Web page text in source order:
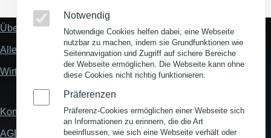
Fußzeile
Links
Über uns
Alles zum Thema Standortanalyse
Wirtschaftsstandort Deutschland
Fußzeile
Kontakt
AGB
Notwendig
Notwendige Cookies helfen dabei, eine Webseite
nutzbar zu machen, indem sie Grundfunktionen wie
Seitennavigation und Zugriff auf sichere Bereiche
der Webseite ermöglichen. Die Webseite kann ohne
diese Cookies nicht richtig funktionieren.
Präferenzen
Präferenz-Cookies ermöglichen einer Webseite sich
an Informationen zu erinnern, die die Art
beeinflussen, wie sich eine Webseite verhält oder